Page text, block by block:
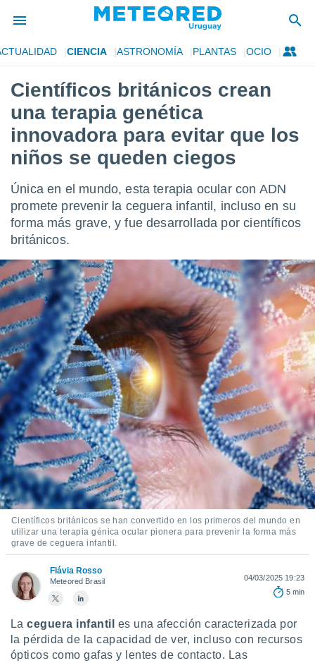
de
ha
por
para
la
que se
calidad.
a este
las
y
forma
digital
basada
permite
seguir
contenido
coste.
botón
a la
la
todas
ya sean
nuestros
nos
análisis
en
como
y
ACEPTAR
Y
CONTINUAR
CONFIGURACIÓN
CIENCIA ASTRONOMÍA PLANTAS OCIO
Científicos británicos crean
una terapia genética
innovadora para evitar que los
niños se queden ciegos
Única en el mundo, esta terapia ocular con ADN
promete prevenir la ceguera infantil, incluso en su
forma más grave, y fue desarrollada por científicos
británicos.
Científicos británicos se han convertido en los primeros del mundo en
utilizar una terapia génica ocular pionera para prevenir la forma más
grave de ceguera infantil.
Flávia Rosso
Meteored Brasil
04/03/2025 19:23
5 min
Laceguera infantil es una afección caracterizada por
la pérdida de la capacidad de ver, incluso con recursos
ópticos como gafas y lentes de contacto. Las